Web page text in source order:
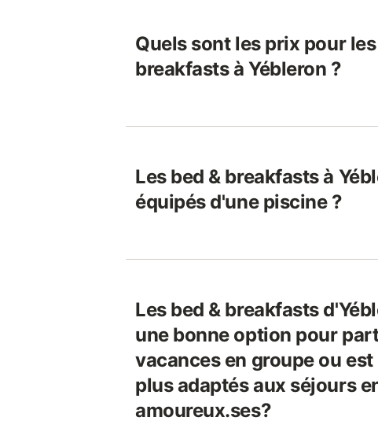
Quels sont les prix pour
breakfasts à Yébleron ?
Les bed & breakfasts à
équipés d'une piscine ?
Les bed & breakfasts
une bonne option pour
vacances en groupe ou
plus adaptés aux séjours
amoureux.ses?